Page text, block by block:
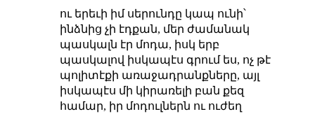
ու երեւի իմ սերունդը կապ ունի՝
ինձնից չի էդքան, մեր ժամանակ
պասկալն էր մոդա, իսկ երբ
պասկալով իսկապէս գրում ես, ոչ թէ
պոլիտէքի առաջադրանքները, այլ
իսկապէս մի կիրառելի բան քեզ
համար, իր մոդուլներն ու ուժեղ